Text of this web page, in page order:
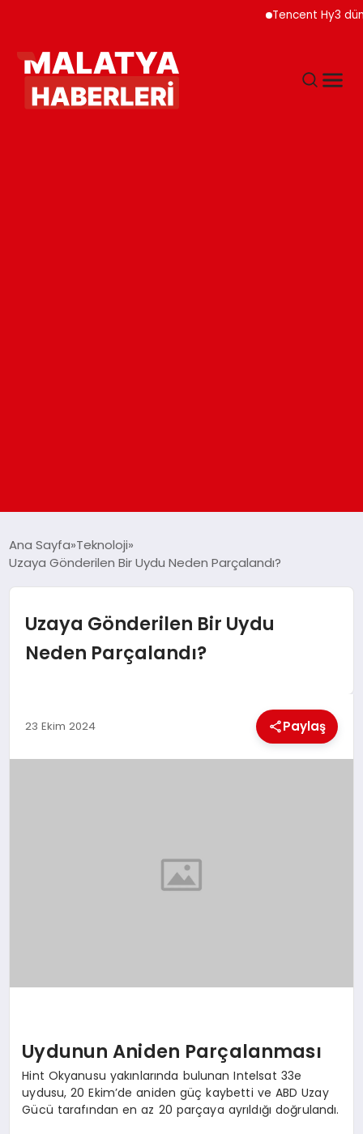
Tencent Hy3
DÜNYA
EKONOMI
Ana Sayfa Teknoloji
Uzaya Gönderilen Bir Uydu Neden Parçalandı?
Uzaya Gönderilen Bir Uydu
Neden Parçalandı?
23 Ekim 2024 Paylaş
Uydunun Aniden Parçalanması
Hint Okyanusu yakınlarında bulunan Intelsat 33e
uydusu, 20 Ekim’de aniden güç kaybetti ve ABD Uzay
Gücü tarafından en az 20 parçaya ayrıldığı doğrulandı.